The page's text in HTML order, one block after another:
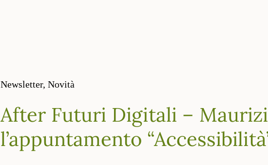
Newsletter, Novità
After Futuri Digitali –
l’appuntamento